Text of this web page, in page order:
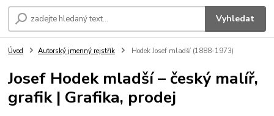
Vyhledat
Úvod Autorský jmenný rejstřík Hodek Josef mladší (1888-1973)
Josef Hodek mladší – český malíř,
grafik | Grafika, prodej